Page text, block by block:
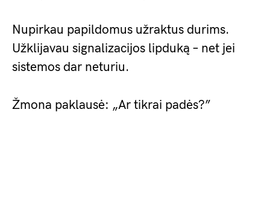
Nupirkau papildomus užraktus durims.
Užklijavau signalizacijos lipduką – net jei
sistemos dar neturiu.
Žmona paklausė: „Ar tikrai padės?”